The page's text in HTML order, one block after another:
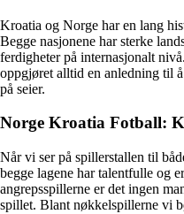
Kroatia og Norge har en lang
Begge nasjonene har sterke
ferdigheter på internasjonalt
oppgjøret alltid en anledning til
på seier.
Norge Kroatia Fotball:
Når vi ser på spillerstallen til
begge lagene har talentfulle og
angrepsspillerne er det ingen
spillet. Blant nøkkelspillerne vi